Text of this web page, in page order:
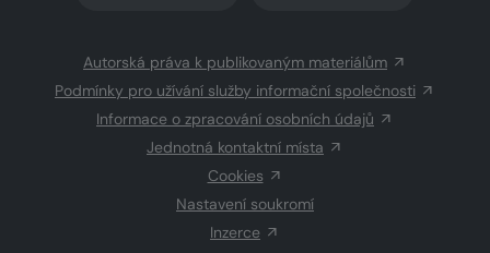
Autorská práva k publikovaným materiálům
Podmínky pro užívání služby informační společnosti
Informace o zpracování osobních údajů
Jednotná kontaktní místa
Cookies
Nastavení soukromí
Inzerce